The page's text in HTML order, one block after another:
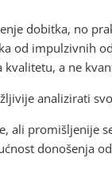
dobitka, no
od impulzivnih
kvalitetu, a ne
analizirati
ali promišljenije
donošenja